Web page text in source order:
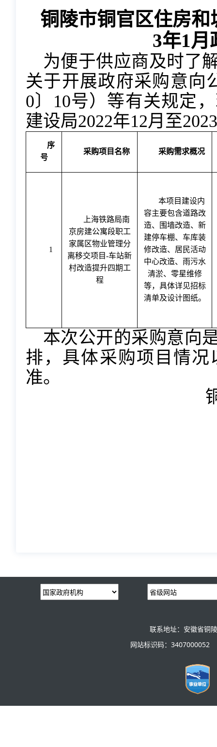
铜陵市铜官区住房和
3年1月
为便于供应商及时了
关于开展政府采购意向
0〕10号）等有关规定
建设局2022年12月至
序
号
采购项目名称 采购需求概况
1
上海铁路局南
京房建公寓段职工
家属区物业管理分
离移交项目-车站新
村改造提升四期工
程
本项目建设内
容主要包含道路改
造、围墙改造、新
建停车棚、车库装
修改造、居民活动
中心改造、雨污水
清淤、零星维修
等，具体详见招标
清单及设计图纸。
本次公开的采购意向
排，具体采购项目情
准。
联系地址：安徽省铜
网站标识码：3407000052